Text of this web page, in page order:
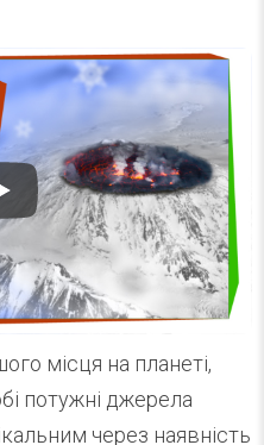
місця на планеті,
потужні джерела
через наявність